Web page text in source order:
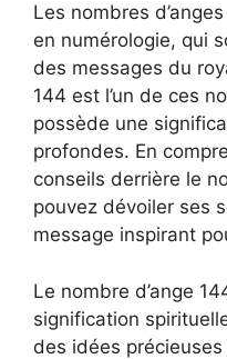
Les nombres
en numérologie, qui
des messages du
144 est l’un de ces
possède une
profondes. En
conseils derrière le
pouvez dévoiler ses
message inspirant
Le nombre d’ange
signification
des idées